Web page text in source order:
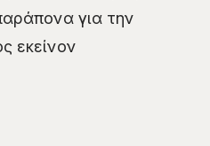
για την
εκείνον